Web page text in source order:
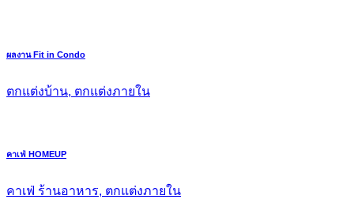
ผลงาน Fit in Condo
ตกแต่งบ้าน, ตกแต่งภายใน
คาเฟ่ HOMEUP
คาเฟ่ ร้านอาหาร, ตกแต่งภายใน